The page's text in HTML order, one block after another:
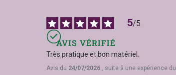
adapté aux peaux sensibles
5/5
AVIS VÉRIFIÉ
Très pratique et bon matériel.
Avis du 24/07/2026 , suite à une expérience du